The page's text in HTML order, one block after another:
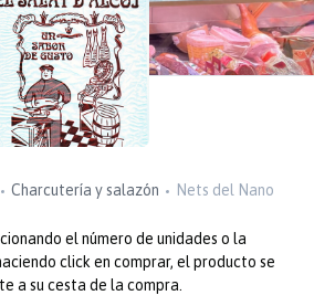
Charcutería y salazón Nets del Nano
el número de unidades o la
click en comprar, el producto se
a su cesta de la compra.